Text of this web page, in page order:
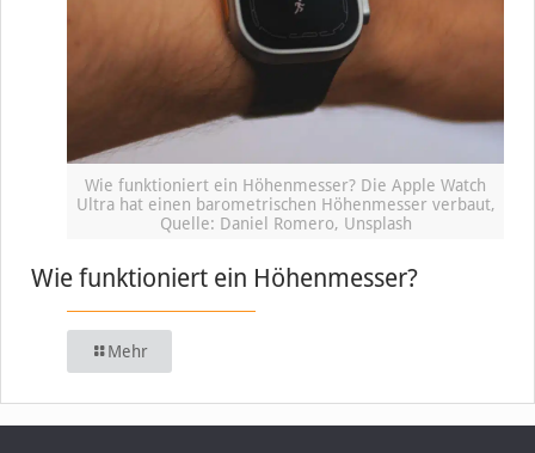
Wie funktioniert ein Höhenmesser? Die Apple Watch
Ultra hat einen barometrischen Höhenmesser verbaut,
Quelle: Daniel Romero, Unsplash
Wie funktioniert ein Höhenmesser?
Mehr